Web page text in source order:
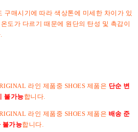
구매시기에 따라 색상톤에 미세한 차이가 있
도가 다르기 때문에 원단의 탄성 및 촉감이
라인 제품중 SHOES 제품은 단순 변
불가능합니다.
라인 제품중 SHOES 제품은 배송 준
불가능합니다.